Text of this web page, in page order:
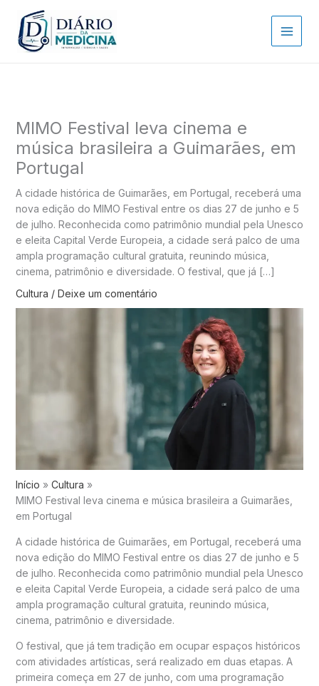
para
conteúdo
MIMO Festival leva cinema e
música brasileira a Guimarães, em
Portugal
A cidade histórica de Guimarães, em Portugal, receberá uma
nova edição do MIMO Festival entre os dias 27 de junho e 5
de julho. Reconhecida como patrimônio mundial pela Unesco
e eleita Capital Verde Europeia, a cidade será palco de uma
ampla programação cultural gratuita, reunindo música,
cinema, patrimônio e diversidade. O festival, que já […]
Cultura / Deixe um comentário
Início
Cultura
MIMO Festival leva cinema e música brasileira a Guimarães,
em Portugal
A cidade histórica de Guimarães, em Portugal, receberá uma
nova edição do MIMO Festival entre os dias 27 de junho e 5
de julho. Reconhecida como patrimônio mundial pela Unesco
e eleita Capital Verde Europeia, a cidade será palco de uma
ampla programação cultural gratuita, reunindo música,
cinema, patrimônio e diversidade.
O festival, que já tem tradição em ocupar espaços históricos
com atividades artísticas, será realizado em duas etapas. A
primeira começa em 27 de junho, com uma programação